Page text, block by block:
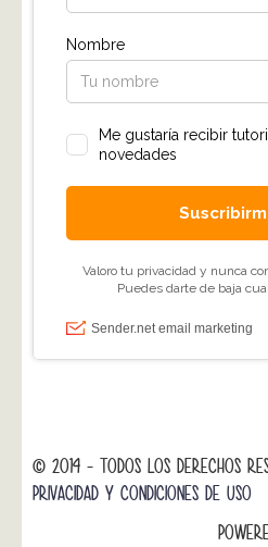
© 2014 - TODOS LOS DERECHOS
PRIVACIDAD Y CONDICIONES DE USO